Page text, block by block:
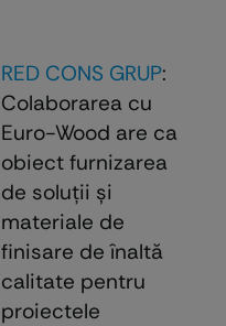
RED CONS GRUP:
Colaborarea cu
Euro-Wood are ca
obiect furnizarea
de soluţii şi
materiale de
finisare de înaltă
calitate pentru
proiectele